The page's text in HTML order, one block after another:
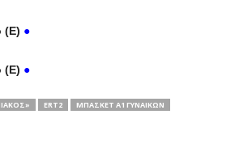
(Ε) ●
(Ε) ●
ERT2
ΜΠΑΣΚΕΤ Α1 ΓΥΝΑΙΚΩΝ